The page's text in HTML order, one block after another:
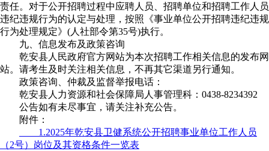
责任。对于公开招聘过程中应聘人员、招聘单位和招聘工作人员
违纪违规行为的认定与处理，按照《事业单位公开招聘违纪违规
行为处理规定》(人社部令第35号)执行。
九、信息发布及政策咨询
乾安县人民政府官方网站为本次招聘工作相关信息的发布网
站。请考生及时关注相关信息，不再其它渠道另行通知。
政策咨询、仲裁及监督举报电话：
乾安县人力资源和社会保障局人事管理科：0438-8234392
公告如有未尽事宜，请关注补充公告。
附件：
1.2025年乾安县卫健系统公开招聘事业单位工作人员
（2号）岗位及其资格条件一览表